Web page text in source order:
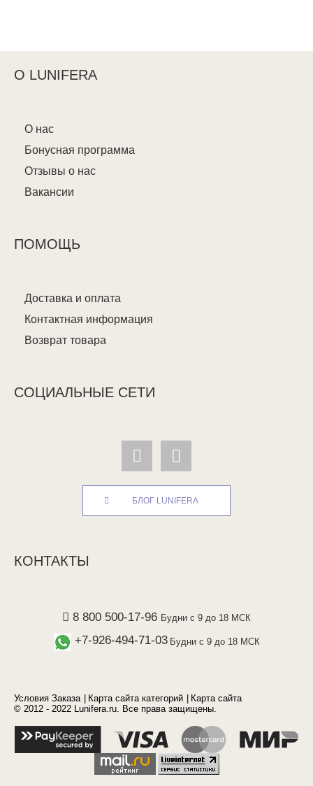
О LUNIFERA
О нас
Бонусная программа
Отзывы о нас
Вакансии
ПОМОЩЬ
Доставка и оплата
Контактная информация
Возврат товара
СОЦИАЛЬНЫЕ СЕТИ
БЛОГ LUNIFERA
КОНТАКТЫ
8 800 500-17-96 Будни с 9 до 18 МСК
+7-926-494-71-03 Будни с 9 до 18 МСК
Условия Заказа Карта сайта категорий
Карта сайта
© 2012 - 2022 Lunifera.ru. Все права защищены.